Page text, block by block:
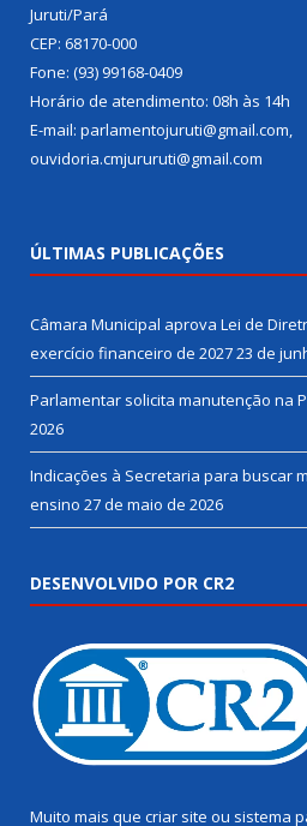
Juruti/Pará
CEP: 68170-000
Fone: (93) 99168-0409
Horário de atendimento: 08h às 14h
E-mail: parlamentojuruti@gmail.com,
ouvidoria.cmjururuti@gmail.com
ÚLTIMAS PUBLICAÇÕES
Câmara Municipal aprova Lei de
exercício financeiro de 202723 de
Parlamentar solicita manutenção na
2026
Indicações à Secretaria para buscar
ensino 27 de maio de 2026
DESENVOLVIDO POR CR2
Muito mais que criar site ou sistema